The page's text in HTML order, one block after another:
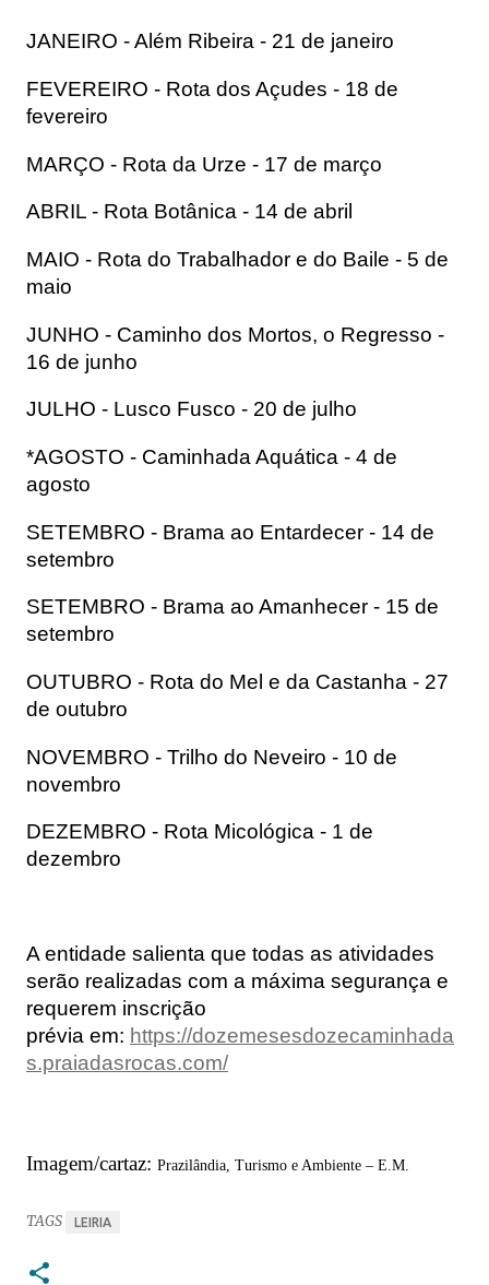
JANEIRO - Além Ribeira - 21 de janeiro
FEVEREIRO - Rota dos Açudes - 18 de
fevereiro
MARÇO - Rota da Urze - 17 de março
ABRIL - Rota Botânica - 14 de abril
MAIO - Rota do Trabalhador e do Baile - 5 de
maio
JUNHO - Caminho dos Mortos, o Regresso -
16 de junho
JULHO - Lusco Fusco - 20 de julho
*AGOSTO - Caminhada Aquática - 4 de
agosto
SETEMBRO - Brama ao Entardecer - 14 de
setembro
SETEMBRO - Brama ao Amanhecer - 15 de
setembro
OUTUBRO - Rota do Mel e da Castanha - 27
de outubro
NOVEMBRO - Trilho do Neveiro - 10 de
novembro
DEZEMBRO - Rota Micológica - 1 de
dezembro
A entidade salienta que todas as atividades
serão realizadas com a máxima segurança e
requerem inscrição
prévia em: https://dozemesesdozecaminhada
s.praiadasrocas.com/
Imagem/cartaz: Prazilândia, Turismo e Ambiente – E.M.
TAGS LEIRIA